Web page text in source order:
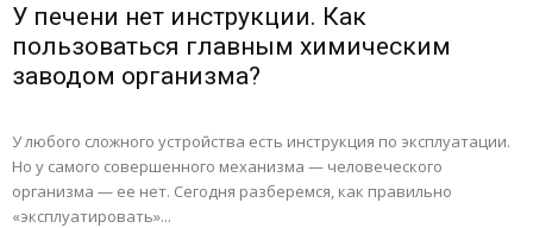
У печени нет инструкции. Как
пользоваться главным химическим
заводом организма?
У любого сложного устройства есть инструкция по эксплуатации.
Но у самого совершенного механизма — человеческого
организма — ее нет. Сегодня разберемся, как правильно
«эксплуатировать»...